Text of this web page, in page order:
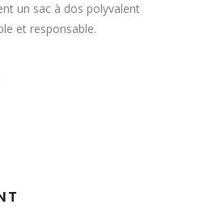
un sac à dos polyvalent
et responsable.